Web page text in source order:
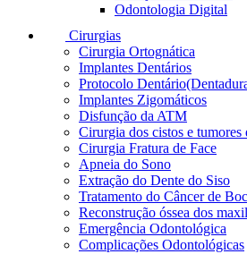
Odontologia Digital
Cirurgias
Cirurgia Ortognática
Implantes Dentários
Protocolo
Implantes Zigomáticos
Disfunção da ATM
Cirurgia dos cistos e tumores
Cirurgia Fratura de Face
Apneia do Sono
Extração do Dente do Siso
Tratamento do Câncer de
Reconstrução óssea dos
Emergência Odontológica
Complicações Odontológicas